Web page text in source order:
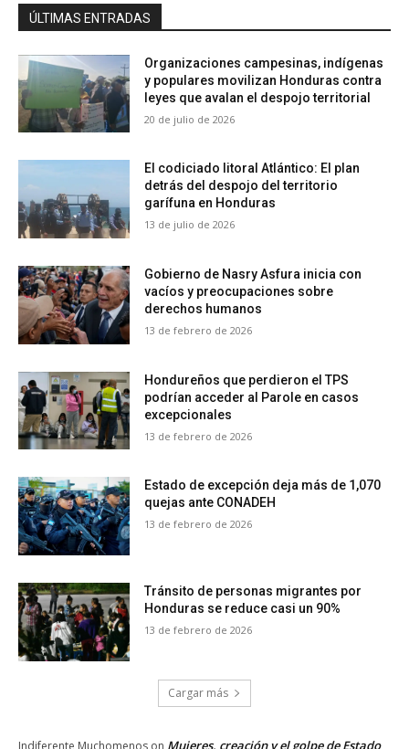
ÚLTIMAS ENTRADAS
Organizaciones campesinas, indígenas
y populares movilizan Honduras contra
leyes que avalan el despojo territorial
20 de julio de 2026
El codiciado litoral Atlántico: El plan
detrás del despojo del territorio
garífuna en Honduras
13 de julio de 2026
Gobierno de Nasry Asfura inicia con
vacíos y preocupaciones sobre
derechos humanos
13 de febrero de 2026
Hondureños que perdieron el TPS
podrían acceder al Parole en casos
excepcionales
13 de febrero de 2026
Estado de excepción deja más de 1,070
quejas ante CONADEH
13 de febrero de 2026
Tránsito de personas migrantes por
Honduras se reduce casi un 90%
13 de febrero de 2026
Cargar más
Indiferente Muchomenos on Mujeres, creación y el golpe de Estado